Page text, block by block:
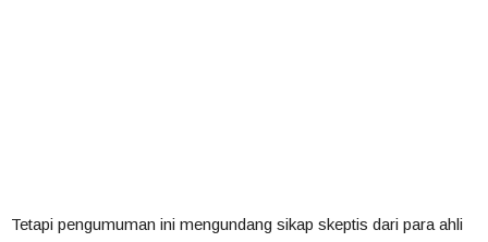
Tetapi pengumuman ini mengundang sikap skeptis dari para ahli